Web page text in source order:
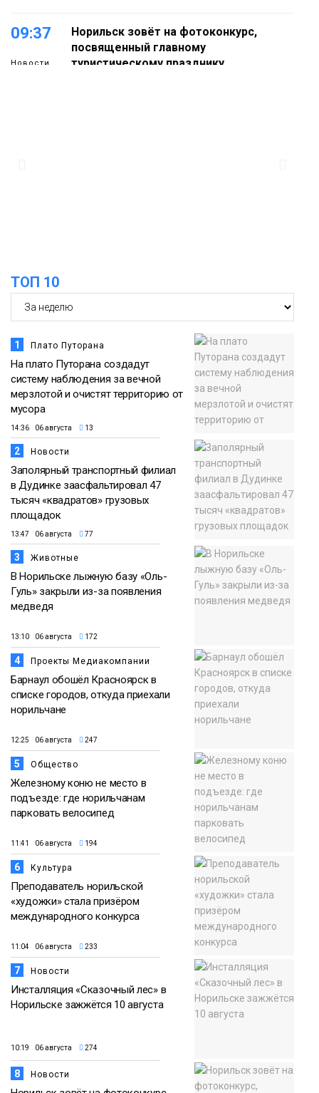
09:37
Новости
Норильск зовёт на фотоконкурс,
посвященный главному
туристическому празднику
ТОП 10
1 Плато Путорана
На плато Путорана создадут
систему наблюдения за вечной
мерзлотой и очистят территорию от
мусора
14:36 06 августа 13
2 Новости
Заполярный транспортный филиал
в Дудинке заасфальтировал 47
тысяч «квадратов» грузовых
площадок
13:47 06 августа 77
3 Животные
В Норильске лыжную базу «Оль-
Гуль» закрыли из-за появления
медведя
13:10 06 августа 172
4 Проекты Медиакомпании
Барнаул обошёл Красноярск в
списке городов, откуда приехали
норильчане
12:25 06 августа 247
5 Общество
Железному коню не место в
подъезде: где норильчанам
парковать велосипед
11:41 06 августа 194
6 Культура
Преподаватель норильской
«художки» стала призёром
международного конкурса
11:04 06 августа 233
7 Новости
Инсталляция «Сказочный лес» в
Норильске зажжётся 10 августа
10:19 06 августа 274
8 Новости